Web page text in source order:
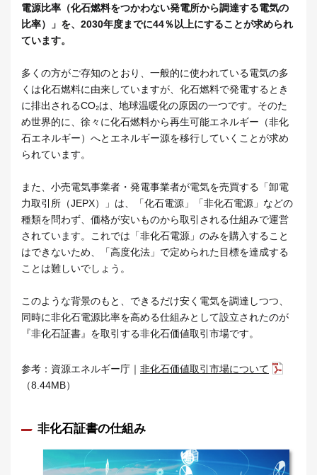
電源比率（化石燃料をつかわない発電所から調達する電気の
比率）」を、2030年度までに44％以上にすることが求められ
ています。
多くの方がご存知のとおり、一般的に使われている電気の多
くは化石燃料に由来していますが、化石燃料で発電するとき
に排出されるCO₂は、地球温暖化の原因の一つです。そのた
め世界的に、徐々に化石燃料から再生可能エネルギー（非化
石エネルギー）へとエネルギー源を移行していくことが求め
られています。
また、小売電気事業者・発電事業者が電気を売買する「卸電
力取引所（JEPX）」は、「化石電源」「非化石電源」などの
種類を問わず、価格が安いものから取引される仕組みで運営
されています。これでは「非化石電源」のみを購入すること
はできないため、「高度化法」で定められた目標を達成する
ことは難しいでしょう。
このような背景のもと、できるだけ安く電気を調達しつつ、
同時に非化石電源比率を高める仕組みとして設立されたのが
『非化石証書』を取引する非化石価値取引市場です。
参考：資源エネルギー庁｜ 非化石価値取引市場について
（8.44MB）
非化石証書の仕組み